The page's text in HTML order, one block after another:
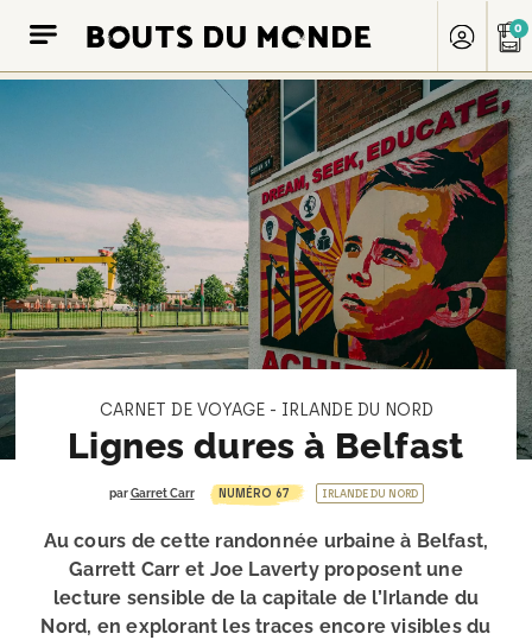
0
CARNET DE VOYAGE - IRLANDE DU NORD
Lignes dures à Belfast
parGarret Carr NUMÉRO 67 IRLANDE DU NORD
Au cours de cette randonnée urbaine à Belfast,
Garrett Carr et Joe Laverty proposent une
lecture sensible de la capitale de l’Irlande du
Nord, en explorant les traces encore visibles du